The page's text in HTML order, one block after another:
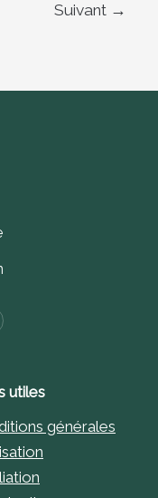
Suivant →
utiles
générales